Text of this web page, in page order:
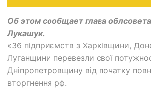
Об этом сообщает глава
Лукашук.
«36 підприємств з Харківщини,
Луганщини перевезли свої
Дніпропетровщину від початку
вторгнення рф.